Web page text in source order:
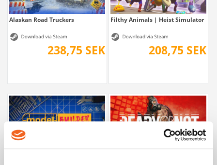
Alaskan Road Truckers
238,75 SEK
Filthy Animals | Heist Simulator
208,75 SEK